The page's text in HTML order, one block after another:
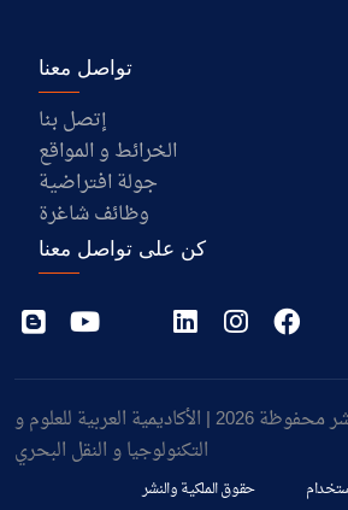
تواصل معنا
إتصل بنا
الخرائط و المواقع
جولة افتراضية
وظائف شاغرة
كن على تواصل معنا
©جميع حقوق النشر محفوظة 2026 | الأكاديمية العربية للعلوم و
التكنولوجيا و النقل البحري
حقوق الملكية والنشر